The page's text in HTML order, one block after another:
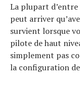
La plupart
peut arriver
survient lorsque
pilote de haut
simplement pas
la configuration